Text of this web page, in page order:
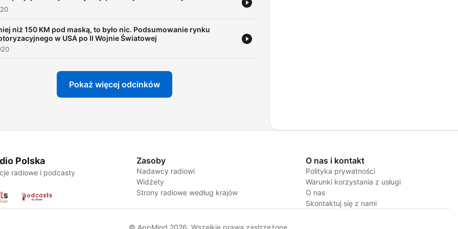
niż 150 KM pod maską, to było nic. Podsumowanie rynku
w USA po II Wojnie Światowej
Pokaż więcej odcinków
Polska
radiowe i podcasty
Zasoby
Nadawcy radiowi
Widżety
Strony radiowe według krajów
O nas i kontakt
Polityka prywatności
Warunki korzystania z usługi
O nas
Skontaktuj się z nami
© AppMind 2026. Wszelkie prawa zastrzeżone.